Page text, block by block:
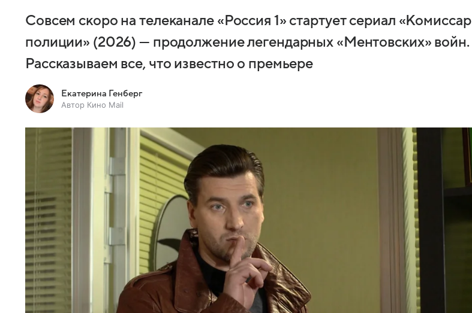
Совсем скоро на телеканале «Россия 1» стартует сериал «Комиссар
полиции» (2026) — продолжение легендарных «Ментовских» войн.
Рассказываем все, что известно о премьере
Екатерина Генберг
Автор Кино Mail